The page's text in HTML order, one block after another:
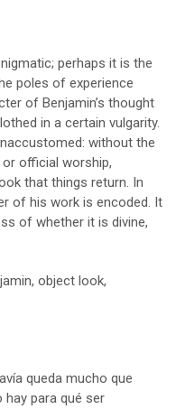
perhaps it is the
poles of experience
of Benjamin’s thought
in a certain vulgarity.
without the
official worship,
that things return. In
of his work is encoded. It
of whether it is divine,
object look,
queda mucho que
hay para qué ser